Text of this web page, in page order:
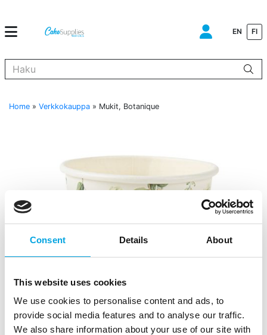
Consent Details About
This website uses cookies
We use cookies to personalise content and ads, to
provide social media features and to analyse our traffic.
We also share information about your use of our site with
EN FI
Home » Verkkokauppa » Mukit, Botanique